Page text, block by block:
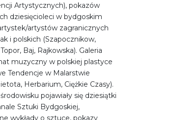
Artystycznych), pokazów
dziesięcioleci w bydgoskim
artystów zagranicznych
i polskich (Szapocznikow,
Baj, Rajkowska). Galeria
muzyczny w polskiej plastyce
Tendencje w Malarstwie
Herbarium, Ciężkie Czasy).
pojawiały się dziesiątki
Sztuki Bydgoskiej,
wykłady o sztuce, pokazy